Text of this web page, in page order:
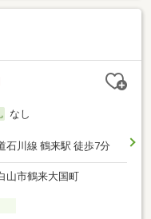
なし
石川線 鶴来駅 徒歩7分
山市鶴来大国町